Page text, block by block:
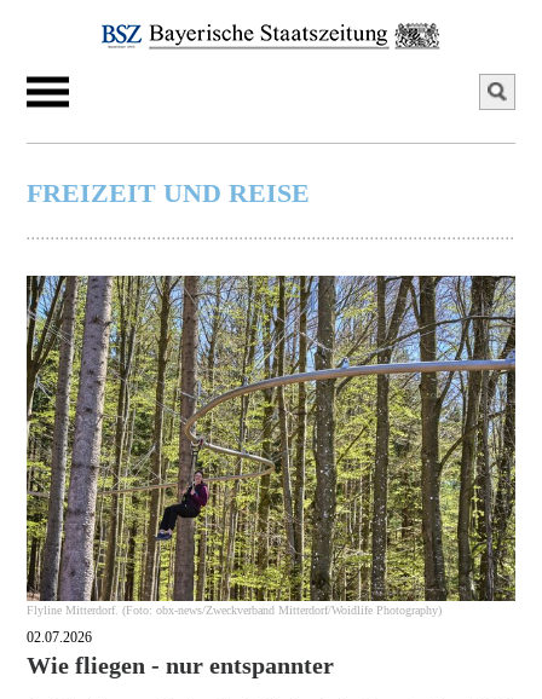
FREIZEIT UND REISE
Flyline Mitterdorf. (Foto: obx-news/Zweckverband Mitterdorf/Woidlife Photography)
02.07.2026
Wie fliegen - nur entspannter